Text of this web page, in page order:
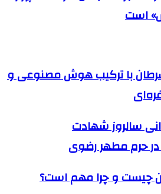
است
با ترکیب هوش مصنوعی و
سالروز شهادت
در حرم مطهر رضوی
چیست و چرا مهم است؟